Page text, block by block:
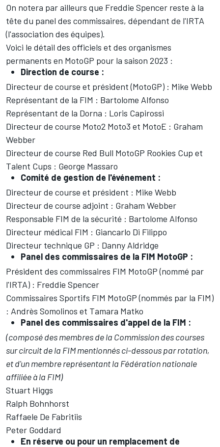
On notera par ailleurs que Freddie Spencer reste à la
tête du panel des commissaires, dépendant de l'IRTA
(l'association des équipes).
Voici le détail des officiels et des organismes
permanents en MotoGP pour la saison 2023 :
Direction de course :
Directeur de course et président (MotoGP) : Mike Webb
Représentant de la FIM : Bartolome Alfonso
Représentant de la Dorna : Loris Capirossi
Directeur de course Moto2 Moto3 et MotoE : Graham
Webber
Directeur de course Red Bull MotoGP Rookies Cup et
Talent Cups : George Massaro
Comité de gestion de l'événement :
Directeur de course et président : Mike Webb
Directeur de course adjoint : Graham Webber
Responsable FIM de la sécurité : Bartolome Alfonso
Directeur médical FIM : Giancarlo Di Filippo
Directeur technique GP : Danny Aldridge
Panel des commissaires de la FIM MotoGP :
Président des commissaires FIM MotoGP (nommé par
l'IRTA) : Freddie Spencer
Commissaires Sportifs FIM MotoGP (nommés par la FIM)
: Andrès Somolinos et Tamara Matko
Panel des commissaires d'appel de la FIM :
(composé des membres de la Commission des courses
sur circuit de la FIM mentionnés ci-dessous par rotation,
et d'un membre représentant la Fédération nationale
affiliée à la FIM)
Stuart Higgs
Ralph Bohnhorst
Raffaele De Fabritiis
Peter Goddard
En réserve ou pour un remplacement de